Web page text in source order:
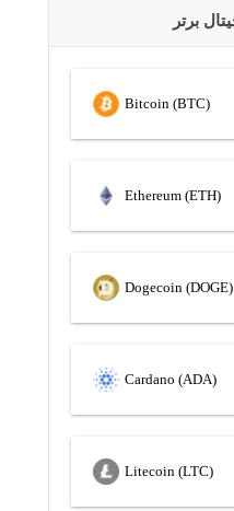
Bitcoin (BTC)
Ethereum (ETH)
Dogecoin (DOGE)
Cardano (ADA)
Litecoin (LTC)